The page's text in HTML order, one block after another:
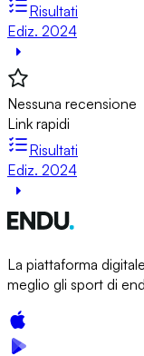
Risultati
Ediz. 2024
Nessuna recensione
Link rapidi
Risultati
Ediz. 2024
La piattaforma
meglio gli sport di